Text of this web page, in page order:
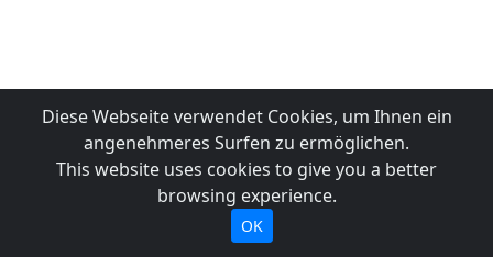
Diese Webseite verwendet Cookies, um Ihnen ein
angenehmeres Surfen zu ermöglichen.
This website uses cookies to give you a better
browsing experience.
OK